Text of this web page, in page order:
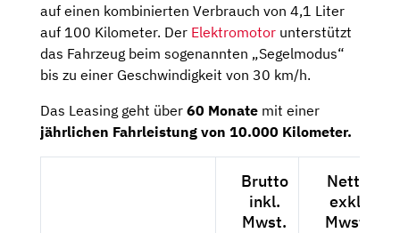
auf einen kombinierten Verbrauch von 4,1 Liter
auf 100 Kilometer. Der Elektromotor unterstützt
das Fahrzeug beim sogenannten „Segelmodus“
bis zu einer Geschwindigkeit von 30 km/h.
Das Leasing geht über 60 Monate mit einer
jährlichen Fahrleistung von 10.000 Kilometer.
Brutto
inkl.
Mwst.
Netto
exkl.
Mwst.